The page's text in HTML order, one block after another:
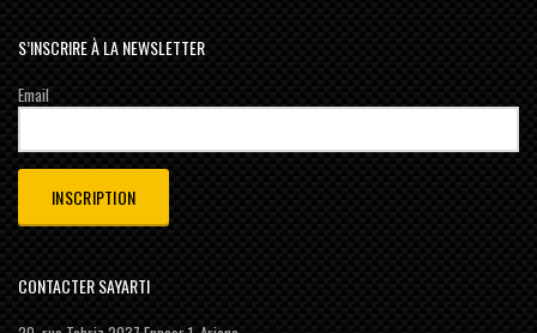
S’INSCRIRE À LA NEWSLETTER
Email
CONTACTER SAYARTI